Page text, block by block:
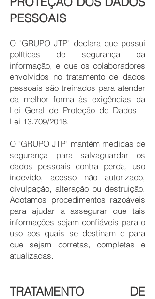
PESSOAIS
O "GRUPO JTP" declara que possui
políticas de segurança da
informação, e que os colaboradores
envolvidos no tratamento de dados
pessoais são treinados para atender
da melhor forma às exigências da
Lei Geral de Proteção de Dados –
Lei 13.709/2018.
O "GRUPO JTP" mantém medidas de
segurança para salvaguardar os
dados pessoais contra perda, uso
indevido, acesso não autorizado,
divulgação, alteração ou destruição.
Adotamos procedimentos razoáveis
para ajudar a assegurar que tais
informações sejam confiáveis para o
uso aos quais se destinam e para
que sejam corretas, completas e
atualizadas.
TRATAMENTO DE